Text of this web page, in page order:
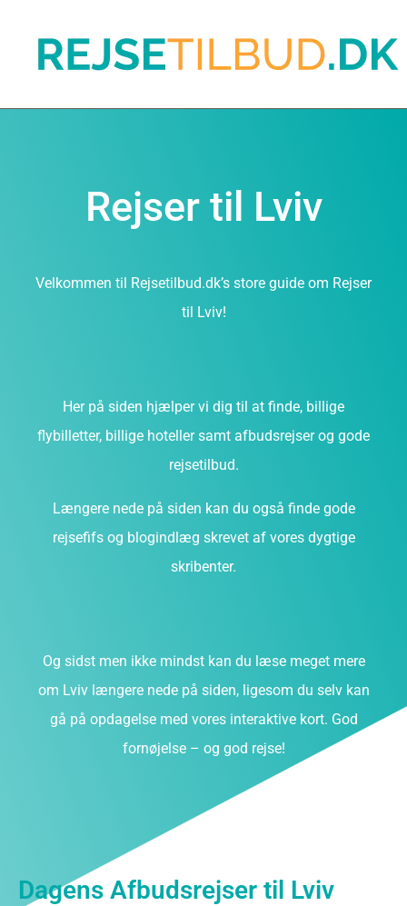
Rejser til Lviv
Velkommen til Rejsetilbud.dk’s store guide om Rejser
til Lviv!
Her på siden hjælper vi dig til at finde, billige
flybilletter, billige hoteller samt afbudsrejser og gode
rejsetilbud.
Længere nede på siden kan du også finde gode
rejsefifs og blogindlæg skrevet af vores dygtige
skribenter.
Og sidst men ikke mindst kan du læse meget mere
om Lviv længere nede på siden, ligesom du selv kan
gå på opdagelse med vores interaktive kort. God
fornøjelse – og god rejse!
Dagens Afbudsrejser til Lviv